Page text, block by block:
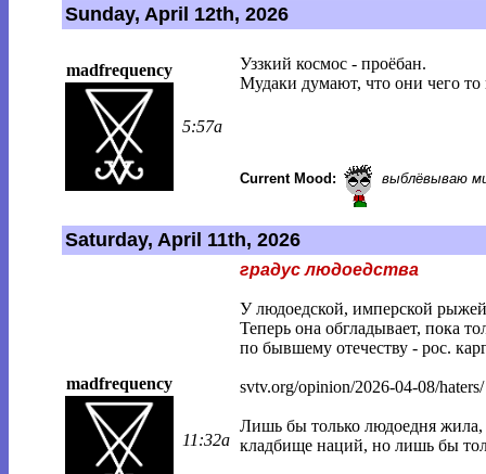
Sunday, April 12th, 2026
madfrequency
5:57a
Уззкий космос - проёбан.
Мудаки думают, что они чего
Current Mood: выблёвываю
Saturday, April 11th, 2026
madfrequency
11:32a
градус людоедства
У людоедской, имперской
Теперь она обгладывает, пока
по бывшему отечеству - рос.
svtv.org/opinion/2026-04-08/haters/
Лишь бы только людоедня
кладбище наций, но лишь бы